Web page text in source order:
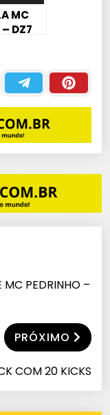
MC
– DZ7
MC PEDRINHO –
PRÓXIMO
COM 20 KICKS